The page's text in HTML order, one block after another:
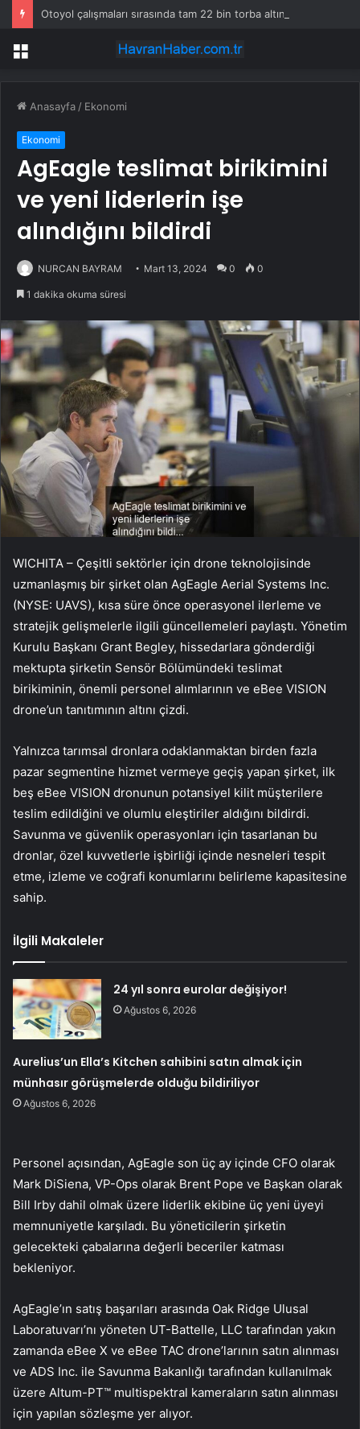
Otoyol çalışmaları sırasında tam 22 bin torba altın çıkarıldı
Menü
Anasayfa / Ekonomi
Ekonomi
AgEagle teslimat birikimini
ve yeni liderlerin işe
alındığını bildirdi
NURCAN BAYRAM Mart 13, 2024 0 0
1 dakika okuma süresi
WICHITA – Çeşitli sektörler için drone teknolojisinde
uzmanlaşmış bir şirket olan AgEagle Aerial Systems Inc.
(NYSE: UAVS), kısa süre önce operasyonel ilerleme ve
stratejik gelişmelerle ilgili güncellemeleri paylaştı. Yönetim
Kurulu Başkanı Grant Begley, hissedarlara gönderdiği
mektupta şirketin Sensör Bölümündeki teslimat
birikiminin, önemli personel alımlarının ve eBee VISION
drone’un tanıtımının altını çizdi.
Yalnızca tarımsal dronlara odaklanmaktan birden fazla
pazar segmentine hizmet vermeye geçiş yapan şirket, ilk
beş eBee VISION dronunun potansiyel kilit müşterilere
teslim edildiğini ve olumlu eleştiriler aldığını bildirdi.
Savunma ve güvenlik operasyonları için tasarlanan bu
dronlar, özel kuvvetlerle işbirliği içinde nesneleri tespit
etme, izleme ve coğrafi konumlarını belirleme kapasitesine
sahip.
İlgili Makaleler
24 yıl sonra eurolar değişiyor!
Ağustos 6, 2026
Aurelius’un Ella’s Kitchen sahibini satın almak için
münhasır görüşmelerde olduğu bildiriliyor
Ağustos 6, 2026
Personel açısından, AgEagle son üç ay içinde CFO olarak
Mark DiSiena, VP-Ops olarak Brent Pope ve Başkan olarak
Bill Irby dahil olmak üzere liderlik ekibine üç yeni üyeyi
memnuniyetle karşıladı. Bu yöneticilerin şirketin
gelecekteki çabalarına değerli beceriler katması
bekleniyor.
AgEagle’ın satış başarıları arasında Oak Ridge Ulusal
Laboratuvarı’nı yöneten UT-Battelle, LLC tarafından yakın
zamanda eBee X ve eBee TAC drone’larının satın alınması
ve ADS Inc. ile Savunma Bakanlığı tarafından kullanılmak
üzere Altum-PT™ multispektral kameraların satın alınması
için yapılan sözleşme yer alıyor.